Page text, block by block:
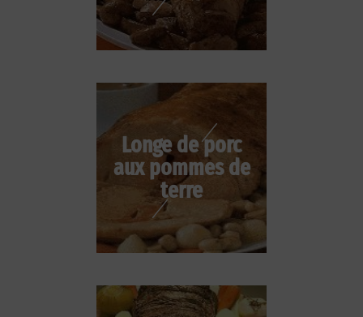
Longe de porc
aux pommes de
terre